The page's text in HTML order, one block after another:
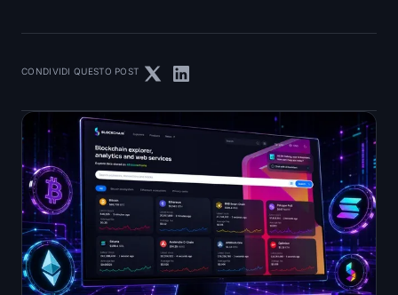
CONDIVIDI QUESTO POST